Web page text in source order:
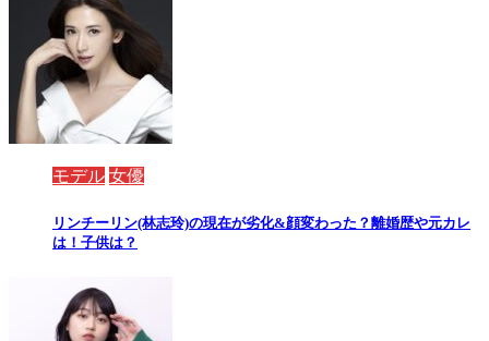
モデル 女優
リンチーリン(林志玲)の現在が劣化&顔変わった？離婚歴や元カレ
は！子供は？